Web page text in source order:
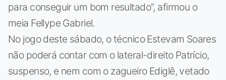
para conseguir um bom resultado”, afirmou o
meia Fellype Gabriel.
No jogo deste sábado, o técnico Estevam Soares
não poderá contar com o lateral-direito Patrício,
suspenso, e nem com o zagueiro Ediglê, vetado